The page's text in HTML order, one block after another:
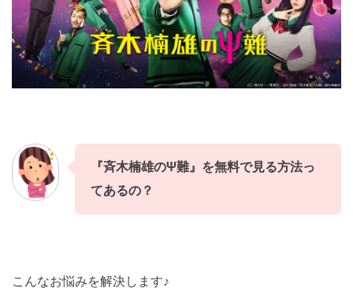
『斉木楠雄のΨ難』 を無料で見る方法っ
てあるの？
こんなお悩みを解決します♪